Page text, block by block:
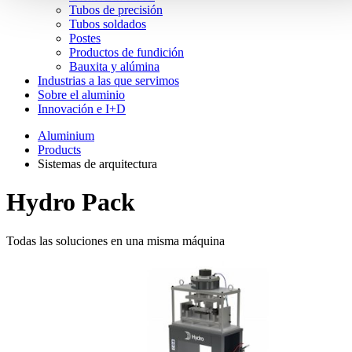
Tubos de precisión
Tubos soldados
Postes
Productos de fundición
Bauxita y alúmina
Industrias a las que servimos
Sobre el aluminio
Innovación e I+D
Aluminium
Products
Sistemas de arquitectura
Hydro Pack
Todas las soluciones en una misma máquina